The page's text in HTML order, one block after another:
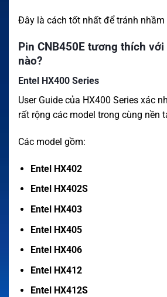
Đây là cách tốt nhất để tránh
Pin CNB450E tương thích
nào?
Entel HX400 Series
User Guide của HX400 Series xác
rất rộng các model trong cùng nền
Các model gồm:
Entel HX402
Entel HX402S
Entel HX403
Entel HX405
Entel HX406
Entel HX412
Entel HX412S